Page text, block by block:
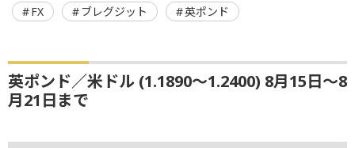
FX ブレグジット 英ポンド
英ポンド／米ドル (1.1890〜1.2400) 8月15日〜8
月21日まで